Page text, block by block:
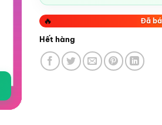
🔥 Đã
Hết hàng